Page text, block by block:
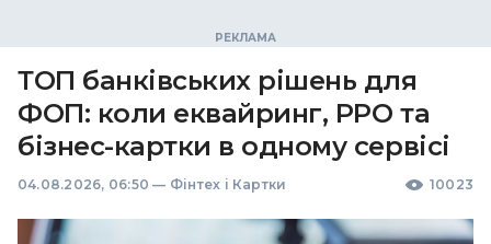
ТОП банківських рішень для
ФОП: коли еквайринг, РРО та
бізнес-картки в одному сервісі
04.08.2026, 06:50 — Фінтех і Картки 10023